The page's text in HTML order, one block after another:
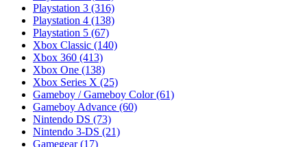
Playstation 3 (316)
Playstation 4 (138)
Playstation 5 (67)
Xbox Classic (140)
Xbox 360 (413)
Xbox One (138)
Xbox Series X (25)
Gameboy / Gameboy Color(61)
Gameboy Advance (60)
Nintendo DS (73)
Nintendo 3-DS (21)
Gamegear(17)